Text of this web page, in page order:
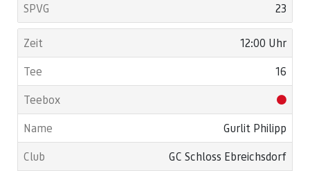
23
12:00 Uhr
16
Gurlit Philipp
GC Schloss Ebreichsdorf